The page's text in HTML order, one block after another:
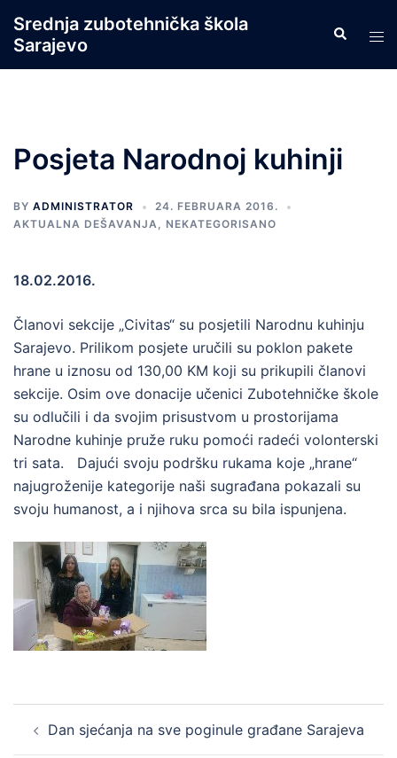
content
Srednja zubotehnička škola
Sarajevo
Search
Posjeta Narodnoj kuhinji
BY ADMINISTRATOR
24. FEBRUARA 2016.
AKTUALNA DEŠAVANJA, NEKATEGORISANO
18.02.2016.
Članovi sekcije „Civitas“ su posjetili Narodnu kuhinju
Sarajevo. Prilikom posjete uručili su poklon pakete
hrane u iznosu od 130,00 KM koji su prikupili članovi
sekcije. Osim ove donacije učenici Zubotehničke škole
su odlučili i da svojim prisustvom u prostorijama
Narodne kuhinje pruže ruku pomoći radeći volonterski
tri sata. Dajući svoju podršku rukama koje „hrane“
najugroženije kategorije naši sugrađana pokazali su
svoju humanost, a i njihova srca su bila ispunjena.
navigation
Dan sjećanja na sve poginule građane Sarajeva